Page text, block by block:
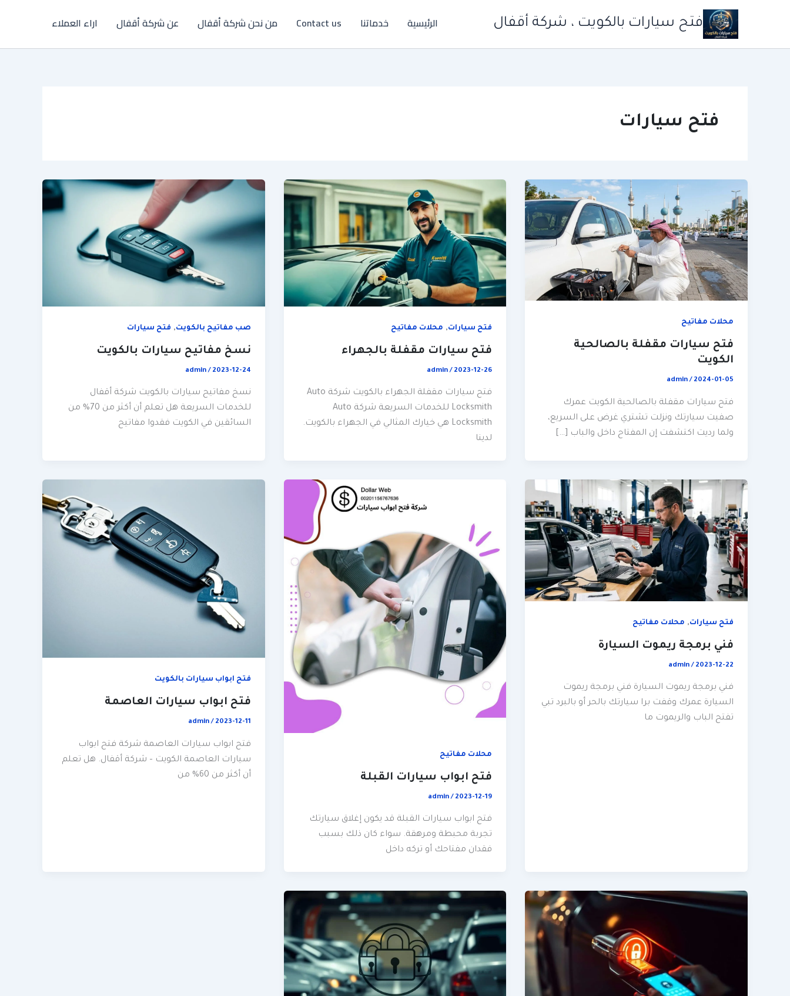
فتح سيارات بالكويت ، شركة أقفال الرئيسية خدماتنا Contact us من نحن شركة أقفال عن شركة أقفال اراء العملاء
فتح سيارات
محلات مفاتيح
فتح سيارات مقفلة بالصالحية
الكويت
admin/ 2024-01-05
فتح سيارات مقفلة بالصالحية الكويت عمرك
صفيت سيارتك ونزلت تشتري غرض على السريع،
ولما رديت اكتشفت إن المفتاح داخل والباب […]
فتح سيارات, محلات مفاتيح
فتح سيارات مقفلة بالجهراء
admin/ 2023-12-26
فتح سيارات مقفلة الجهراء بالكويت شركة Auto
Locksmith للخدمات السريعة شركة Auto
Locksmith هي خيارك المثالي في الجهراء بالكويت.
لدينا
صب مفاتيح بالكويت, فتح سيارات
نسخ مفاتيح سيارات بالكويت
admin/ 2023-12-24
نسخ مفاتيح سيارات بالكويت شركة أقفال
للخدمات السريعة هل تعلم أن أكثر من 70% من
السائقين في الكويت فقدوا مفاتيح
فتح سيارات, محلات مفاتيح
فني برمجة ريموت السيارة
admin/ 2023-12-22
فني برمجة ريموت السيارة فني برمجة ريموت
السيارة عمرك وقفت برا سيارتك بالحر أو بالبرد تبي
تفتح الباب والريموت ما
محلات مفاتيح
فتح ابواب سيارات القبلة
admin/ 2023-12-19
فتح ابواب سيارات القبلة قد يكون إغلاق سيارتك
تجربة محبطة ومرهقة. سواء كان ذلك بسبب
فقدان مفتاحك أو تركه داخل
فتح ابواب سيارات بالكويت
فتح ابواب سيارات العاصمة
admin/ 2023-12-11
فتح ابواب سيارات العاصمة شركة فتح ابواب
سيارات العاصمة الكويت – شركة أقفال. هل تعلم
أن أكثر من 60% من